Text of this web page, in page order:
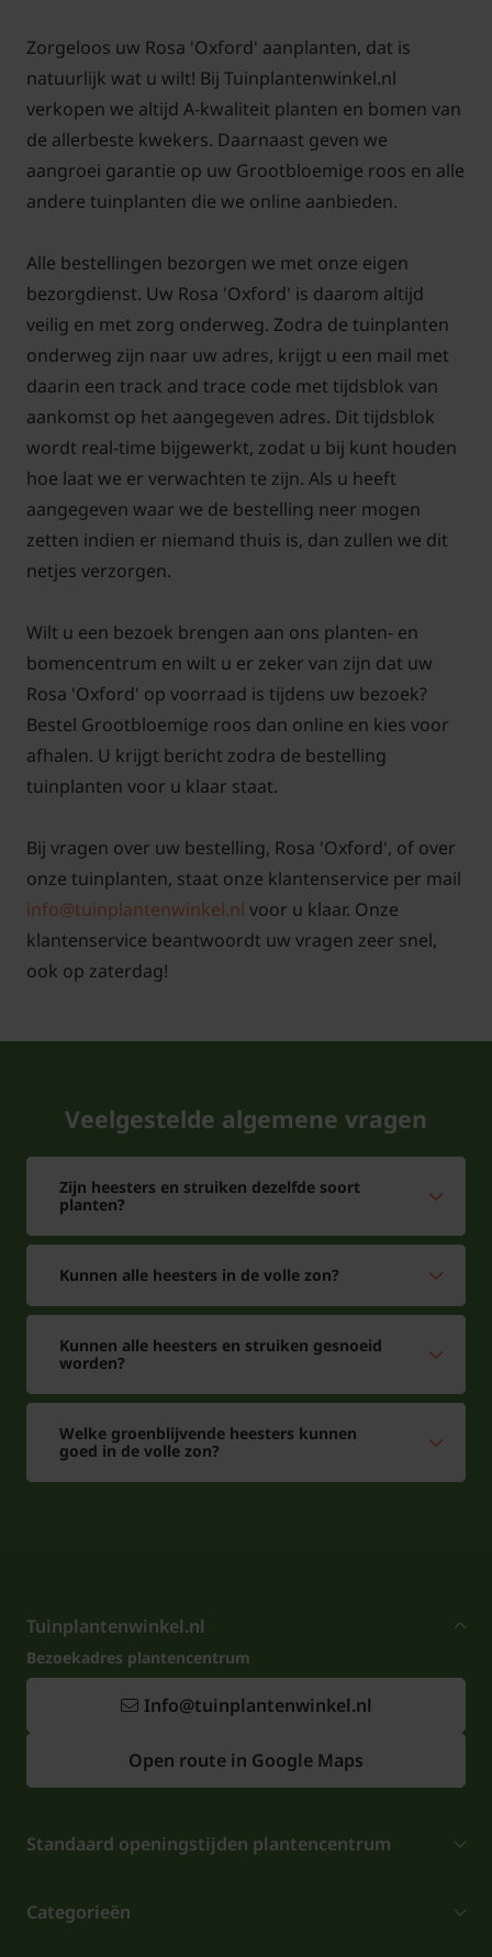
Rosa 'Oxford' snoeien en
onderhouden
niet. Iedereen kan elk jaar weer genieten van mooie
gezonde planten die de hele zomer de meest
prachtige bloemen geven. Om u hierbij te helpen,
hebben we op Tuinplantenwinkel.nl een artikel
geschreven met tips over het onderhoud en snoeien
van struikrozen. Met behulp van foto's en
pictogrammen leggen we het snoeien en
onderhoud duidelijk uit. Als u deze tips opvolgt, kunt
u jaren genieten van uw nieuwe aanwinst!
Voor snoei- en onderhoudstips voor de struikroos
Zorgeloos uw Rosa 'Oxford' aanplanten, dat is
natuurlijk wat u wilt! Bij Tuinplantenwinkel.nl
verkopen we altijd A-kwaliteit planten en bomen van
de allerbeste kwekers. Daarnaast geven we
aangroei garantie op uw Grootbloemige roos en alle
andere tuinplanten die we online aanbieden.
Alle bestellingen bezorgen we met onze eigen
bezorgdienst. Uw Rosa 'Oxford' is daarom altijd
veilig en met zorg onderweg. Zodra de tuinplanten
onderweg zijn naar uw adres, krijgt u een mail met
daarin een track and trace code met tijdsblok van
aankomst op het aangegeven adres. Dit tijdsblok
wordt real-time bijgewerkt, zodat u bij kunt houden
hoe laat we er verwachten te zijn. Als u heeft
aangegeven waar we de bestelling neer mogen
zetten indien er niemand thuis is, dan zullen we dit
netjes verzorgen.
Wilt u een bezoek brengen aan ons planten- en
bomencentrum en wilt u er zeker van zijn dat uw
Rosa 'Oxford' op voorraad is tijdens uw bezoek?
Bestel Grootbloemige roos dan online en kies voor
afhalen. U krijgt bericht zodra de bestelling
tuinplanten voor u klaar staat.
Bij vragen over uw bestelling, Rosa 'Oxford', of over
onze tuinplanten, staat onze klantenservice per mail
info@tuinplantenwinkel.nl voor u klaar. Onze
klantenservice beantwoordt uw vragen zeer snel,
ook op zaterdag!
Veelgestelde algemene vragen
Zijn heesters en struiken dezelfde soort
planten?
Kunnen alle heesters in de volle zon?
Kunnen alle heesters en struiken gesnoeid
worden?
Welke groenblijvende heesters kunnen
goed in de volle zon?
Tuinplantenwinkel.nl
Bezoekadres plantencentrum
Info@tuinplantenwinkel.nl
Open route in Google Maps
Standaard openingstijden plantencentrum
Categorieën